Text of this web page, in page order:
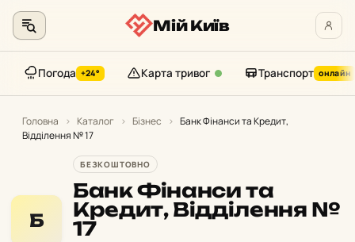
контенту
Мій Київ
Погода +24° Карта тривог Транспорт онлайн
Головна › Каталог › Бізнес › Банк Фінанси та Кредит,
Відділення № 17
Б
БЕЗКОШТОВНО
Банк Фінанси та
Кредит, Відділення №
17